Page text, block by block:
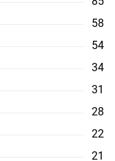
58
54
34
31
28
22
21